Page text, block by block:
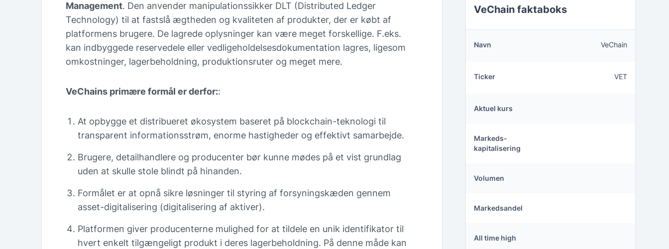
Management. Den anvender manipulationssikker DLT (Distributed Ledger
Technology) til at fastslå ægtheden og kvaliteten af produkter, der er købt af
platformens brugere. De lagrede oplysninger kan være meget forskellige. F.eks.
kan indbyggede reservedele eller vedligeholdelsesdokumentation lagres, ligesom
omkostninger, lagerbeholdning, produktionsruter og meget mere.
VeChains primære formål er derfor::
At opbygge et distribueret økosystem baseret på blockchain-teknologi til
transparent informationsstrøm, enorme hastigheder og effektivt samarbejde.
Brugere, detailhandlere og producenter bør kunne mødes på et vist grundlag
uden at skulle stole blindt på hinanden.
Formålet er at opnå sikre løsninger til styring af forsyningskæden gennem
asset-digitalisering (digitalisering af aktiver).
Platformen giver producenterne mulighed for at tildele en unik identifikator til
hvert enkelt tilgængeligt produkt i deres lagerbeholdning. På denne måde kan
VeChain faktaboks
Navn VeChain
Ticker VET
Aktuel kurs
Markeds-
kapitalisering
Volumen
Markedsandel
All time high